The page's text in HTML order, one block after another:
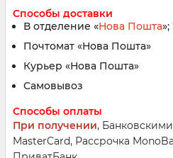
Способы доставки
В отделение «Нова Пошта»;
Почтомат «Нова Пошта»
Курьер «Нова Пошта»
Самовывоз
Способы оплаты
При получении,
MasterCard, Рассрочка